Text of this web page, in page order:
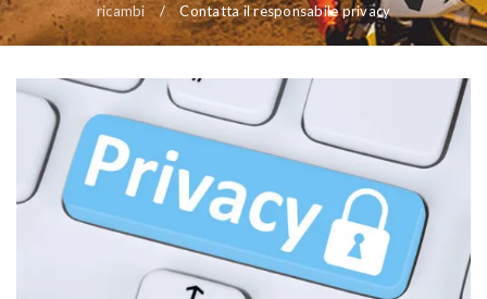
ricambi
/ Contatta il responsabile privacy